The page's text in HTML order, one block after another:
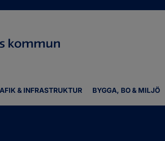
& INFRASTRUKTUR BYGGA, BO & MILJÖ